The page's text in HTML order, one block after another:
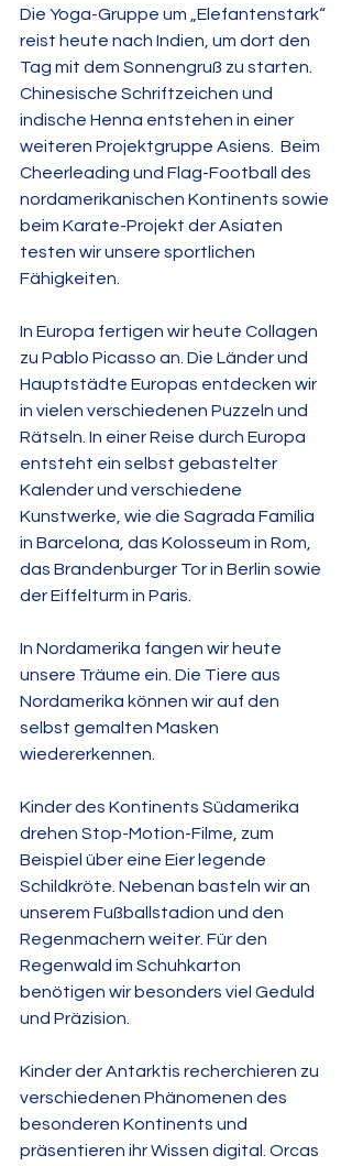
Die Yoga-Gruppe um „Elefantenstark“
reist heute nach Indien, um dort den
Tag mit dem Sonnengruß zu starten.
Chinesische Schriftzeichen und
indische Henna entstehen in einer
weiteren Projektgruppe Asiens.  Beim
Cheerleading und Flag-Football des
nordamerikanischen Kontinents sowie
beim Karate-Projekt der Asiaten
testen wir unsere sportlichen
Fähigkeiten.
In Europa fertigen wir heute Collagen
zu Pablo Picasso an. Die Länder und
Hauptstädte Europas entdecken wir
in vielen verschiedenen Puzzeln und
Rätseln. In einer Reise durch Europa
entsteht ein selbst gebastelter
Kalender und verschiedene
Kunstwerke, wie die Sagrada Família
in Barcelona, das Kolosseum in Rom,
das Brandenburger Tor in Berlin sowie
der Eiffelturm in Paris.
In Nordamerika fangen wir heute
unsere Träume ein. Die Tiere aus
Nordamerika können wir auf den
selbst gemalten Masken
wiedererkennen.
Kinder des Kontinents Südamerika
drehen Stop-Motion-Filme, zum
Beispiel über eine Eier legende
Schildkröte. Nebenan basteln wir an
unserem Fußballstadion und den
Regenmachern weiter. Für den
Regenwald im Schuhkarton
benötigen wir besonders viel Geduld
und Präzision.
Kinder der Antarktis recherchieren zu
verschiedenen Phänomenen des
besonderen Kontinents und
präsentieren ihr Wissen digital. Orcas